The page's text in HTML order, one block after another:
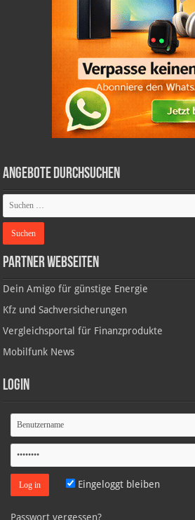
Angebote durchsuchen
Partner Webseiten
Dein Amigo für günstige Energie
Kfz und Sachversicherungen
Vergleichsportal für Finanzprodukte
Mobilfunk News
Login
Eingeloggt bleiben
Passwort vergessen?